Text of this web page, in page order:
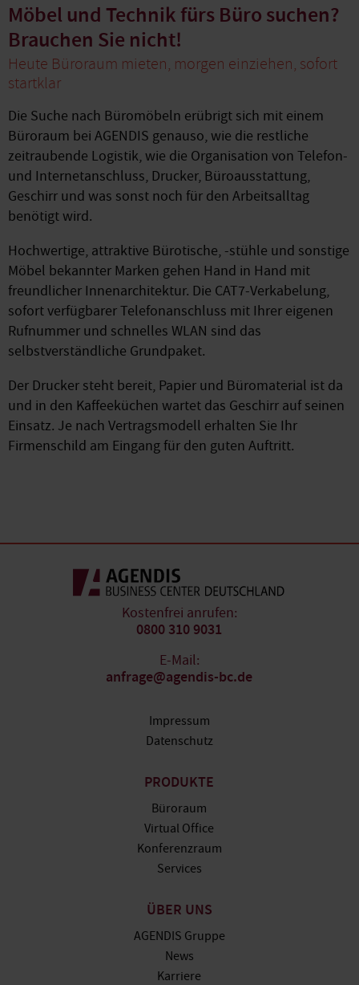
Möbel und Technik fürs Büro suchen?
Brauchen Sie nicht!
Heute Büroraum mieten, morgen einziehen, sofort
startklar
Die Suche nach Büromöbeln erübrigt sich mit einem
Büroraum bei AGENDIS genauso, wie die restliche
zeitraubende Logistik, wie die Organisation von Telefon-
und Internetanschluss, Drucker, Büroausstattung,
Geschirr und was sonst noch für den Arbeitsalltag
benötigt wird.
Hochwertige, attraktive Bürotische, -stühle und sonstige
Möbel bekannter Marken gehen Hand in Hand mit
freundlicher Innenarchitektur. Die CAT7-Verkabelung,
sofort verfügbarer Telefonanschluss mit Ihrer eigenen
Rufnummer und schnelles WLAN sind das
selbstverständliche Grundpaket.
Der Drucker steht bereit, Papier und Büromaterial ist da
und in den Kaffeeküchen wartet das Geschirr auf seinen
Einsatz. Je nach Vertragsmodell erhalten Sie Ihr
Firmenschild am Eingang für den guten Auftritt.
Kostenfrei anrufen:
0800 310 9031
E-Mail:
anfrage@agendis-bc.de
Impressum
Datenschutz
PRODUKTE
Büroraum
Virtual Office
Konferenzraum
Services
ÜBER UNS
AGENDIS Gruppe
News
Karriere